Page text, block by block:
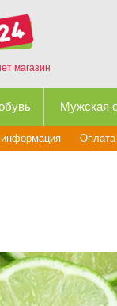
магазин
Мужская
информация Оплата